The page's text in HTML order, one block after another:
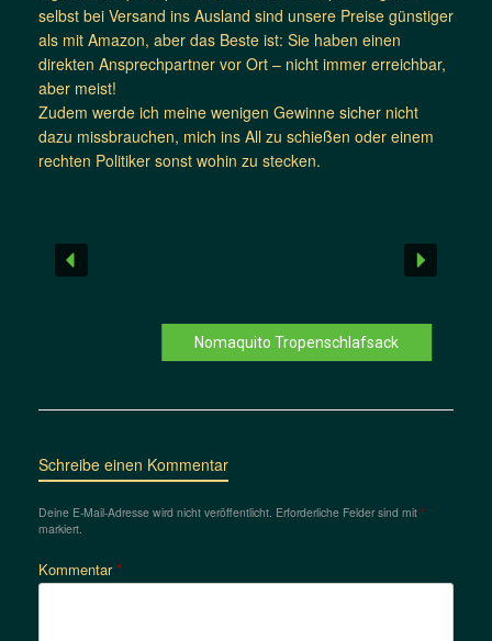
selbst bei Versand ins Ausland sind unsere Preise günstiger
als mit Amazon, aber das Beste ist: Sie haben einen
direkten Ansprechpartner vor Ort – nicht immer erreichbar,
aber meist!
Zudem werde ich meine wenigen Gewinne sicher nicht
dazu missbrauchen, mich ins All zu schießen oder einem
rechten Politiker sonst wohin zu stecken.
Nomaquito Tropenschlafsack
Schreibe einen Kommentar
Deine E-Mail-Adresse wird nicht veröffentlicht. Erforderliche Felder sind mit *
markiert.
Kommentar*